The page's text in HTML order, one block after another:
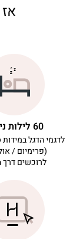
60 לילות ניסיון
לדגמי הדגל
(פרימיום /
לרוכשים